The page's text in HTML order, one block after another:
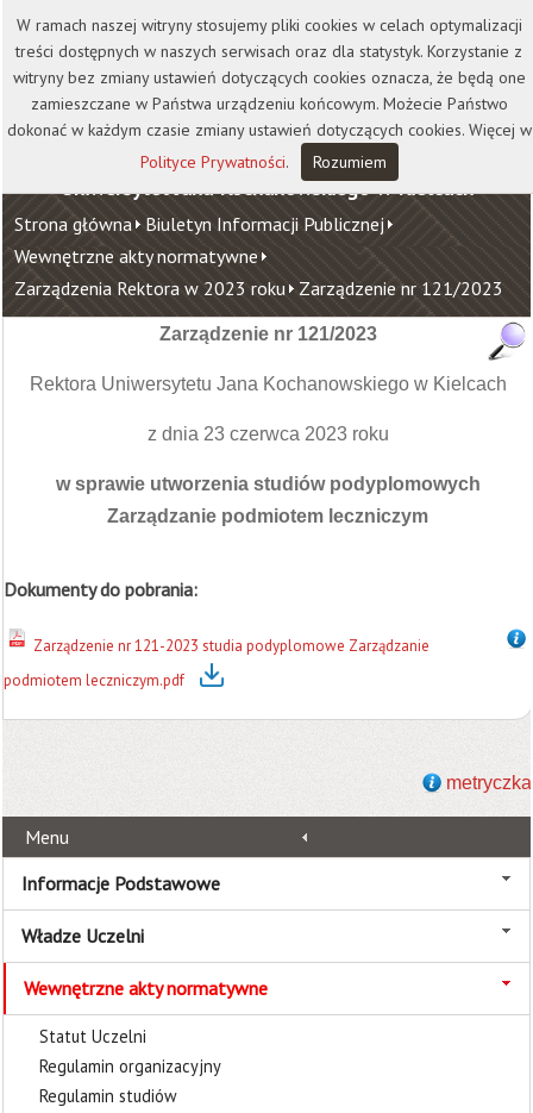
Kontakt Biblioteka
Wydawnictwo
Wirtualna Uczelnia
Uniwersytet Jana Kochanowskiego w Kielcach
Strona główna Biuletyn Informacji Publicznej
Wewnętrzne akty normatywne
Zarządzenia Rektora w 2023 roku Zarządzenie nr 121/2023
Zarządzenie nr 121/2023
Rektora Uniwersytetu Jana Kochanowskiego w Kielcach
z dnia 23 czerwca 2023 roku
w sprawie utworzenia studiów podyplomowych
Zarządzanie podmiotem leczniczym
Dokumenty do pobrania:
Zarządzenie nr 121-2023 studia podyplomowe Zarządzanie
podmiotem leczniczym.pdf
metryczka
Menu
Informacje Podstawowe
Władze Uczelni
Wewnętrzne akty normatywne
Statut Uczelni
Regulamin organizacyjny
Regulamin studiów
W ramach naszej witryny stosujemy pliki cookies w celach optymalizacji
treści dostępnych w naszych serwisach oraz dla statystyk. Korzystanie z
witryny bez zmiany ustawień dotyczących cookies oznacza, że będą one
zamieszczane w Państwa urządzeniu końcowym. Możecie Państwo
dokonać w każdym czasie zmiany ustawień dotyczących cookies. Więcej w
Polityce Prywatności. Rozumiem